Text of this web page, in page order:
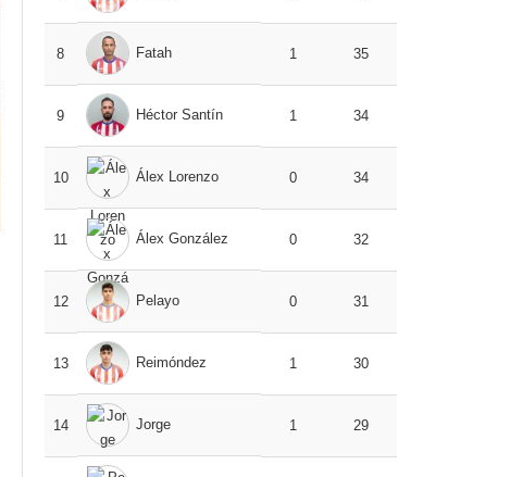
8 Fatah 1 35
9 Héctor Santín 1 34
10 Álex Lorenzo 0 34
11 Álex González 0 32
12 Pelayo 0 31
13 Reimóndez 1 30
14 Jorge 1 29